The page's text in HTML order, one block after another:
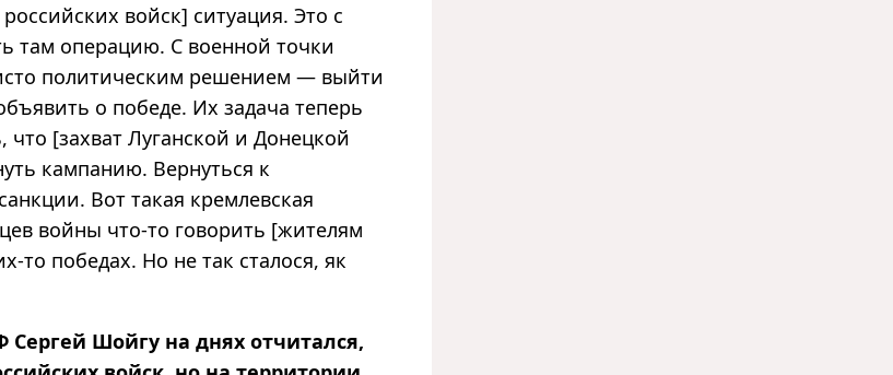
войск] ситуация. Это с
там операцию. С военной точки
политическим решением — выйти
о победе. Их задача теперь
[захват Луганской и Донецкой
кампанию. Вернуться к
Вот такая кремлевская
войны что-то говорить [жителям
то победах. Но не так сталося, як
Шойгу на днях отчитался,